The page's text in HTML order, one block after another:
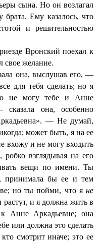
сына. Но он возлагал
Ему казалось, что
и решительностью
Вронский поехал к
свое желание.
она, выслушав его, —
для тебя сделать; но я
не могу тебе и Анне
она, особенно
— Не думай,
может быть, я на ее
вхожу и не могу входить
взглядывая на его
вещи по имени. Ты
принимала бы ее и тем
но ты пойми, что я не
растут, и я должна жить в
Анне Аркадьевне; она
или должна это сделать
смотрит иначе; это ее